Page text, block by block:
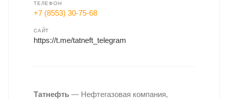
ТЕЛЕФОН
+7 (8553) 30-75-68
САЙТ
https://t.me/tatneft_telegram
Татнефть — Нефтегазовая компания,